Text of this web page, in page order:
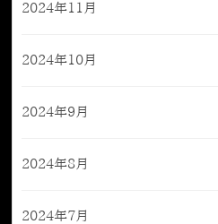
2024年11月
2024年10月
2024年9月
2024年8月
2024年7月